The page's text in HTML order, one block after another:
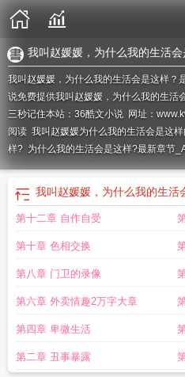
我叫赵媛媛，为什么我的生活会
我叫赵媛媛，为什么我的生活会是这样？
说免费提供我叫赵媛媛，为什么我的生活
三秒记住本站：36酷文小说 网址：
阅读 我叫赵媛媛为什么我的生活会是这
样? 为什么我的生活会是这样?最新章节
是这样全集为什么我的生活会是这样的
生活会是这样?_
我叫赵媛媛为什么我的
生活会是这样文章
摁在空调架子上赵媛媛年龄 我叫赵媛
我叫赵媛媛，为什么我的生活
第十二章 自作自受
第十章 色相交换
第八章 门卫的录像
第六章 外卖情趣2万字大章
第四章 卑微生活
第二章 丑事暴露